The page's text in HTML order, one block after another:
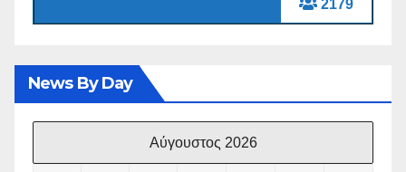
2179
News By Day
Αύγουστος 2026